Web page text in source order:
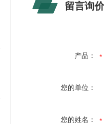
留言询
产品：
您的单位：
您的姓名：